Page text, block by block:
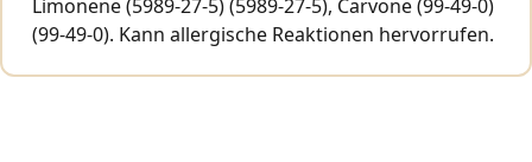
Limonene (5989-27-5) (5989-27-5), Carvone (99-49-0)
(99-49-0). Kann allergische Reaktionen hervorrufen.